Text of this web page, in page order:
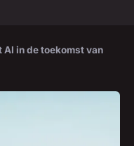
AI in de toekomst van